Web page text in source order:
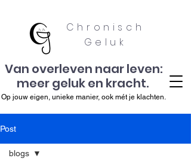
Op jouw eigen, unieke manier, ook mét je klachten.
Chronisch
Geluk
Van overleven naar leven:
meer geluk en kracht.
Post
blogs